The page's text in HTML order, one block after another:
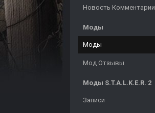
Новость Комментарии
Моды
Моды
Мод Отзывы
Моды S.T.A.L.K.E.R. 2
Записи